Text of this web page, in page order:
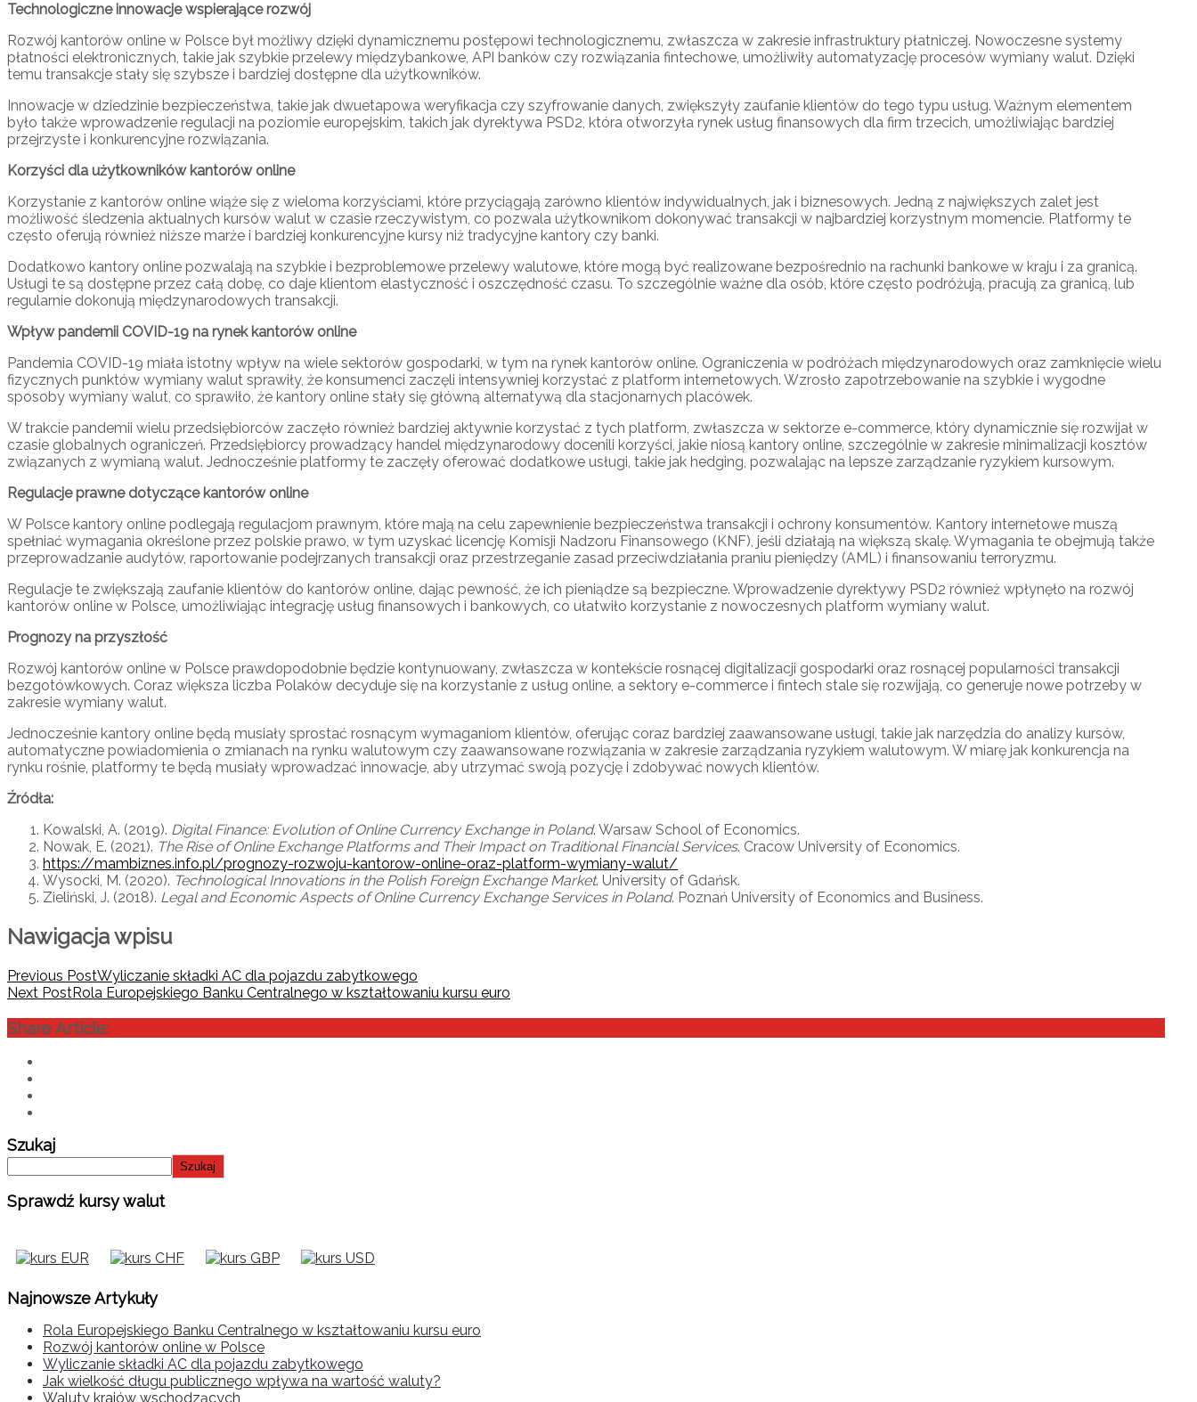
Technologiczne innowacje wspierające rozwój
Rozwój kantorów online w Polsce był możliwy dzięki dynamicznemu postępowi technologicznemu, zwłaszcza w zakresie infrastruktury płatniczej. Nowoczesne systemy
płatności elektronicznych, takie jak szybkie przelewy międzybankowe, API banków czy rozwiązania fintechowe, umożliwiły automatyzację procesów wymiany walut. Dzięki
temu transakcje stały się szybsze i bardziej dostępne dla użytkowników.
Innowacje w dziedzinie bezpieczeństwa, takie jak dwuetapowa weryfikacja czy szyfrowanie danych, zwiększyły zaufanie klientów do tego typu usług. Ważnym elementem
było także wprowadzenie regulacji na poziomie europejskim, takich jak dyrektywa PSD2, która otworzyła rynek usług finansowych dla firm trzecich, umożliwiając bardziej
przejrzyste i konkurencyjne rozwiązania.
Korzyści dla użytkowników kantorów online
Korzystanie z kantorów online wiąże się z wieloma korzyściami, które przyciągają zarówno klientów indywidualnych, jak i biznesowych. Jedną z największych zalet jest
możliwość śledzenia aktualnych kursów walut w czasie rzeczywistym, co pozwala użytkownikom dokonywać transakcji w najbardziej korzystnym momencie. Platformy te
często oferują również niższe marże i bardziej konkurencyjne kursy niż tradycyjne kantory czy banki.
Dodatkowo kantory online pozwalają na szybkie i bezproblemowe przelewy walutowe, które mogą być realizowane bezpośrednio na rachunki bankowe w kraju i za granicą.
Usługi te są dostępne przez całą dobę, co daje klientom elastyczność i oszczędność czasu. To szczególnie ważne dla osób, które często podróżują, pracują za granicą, lub
regularnie dokonują międzynarodowych transakcji.
Wpływ pandemii COVID-19 na rynek kantorów online
Pandemia COVID-19 miała istotny wpływ na wiele sektorów gospodarki, w tym na rynek kantorów online. Ograniczenia w podróżach międzynarodowych oraz zamknięcie wielu
fizycznych punktów wymiany walut sprawiły, że konsumenci zaczęli intensywniej korzystać z platform internetowych. Wzrosło zapotrzebowanie na szybkie i wygodne
sposoby wymiany walut, co sprawiło, że kantory online stały się główną alternatywą dla stacjonarnych placówek.
W trakcie pandemii wielu przedsiębiorców zaczęło również bardziej aktywnie korzystać z tych platform, zwłaszcza w sektorze e-commerce, który dynamicznie się rozwijał w
czasie globalnych ograniczeń. Przedsiębiorcy prowadzący handel międzynarodowy docenili korzyści, jakie niosą kantory online, szczególnie w zakresie minimalizacji kosztów
związanych z wymianą walut. Jednocześnie platformy te zaczęły oferować dodatkowe usługi, takie jak hedging, pozwalając na lepsze zarządzanie ryzykiem kursowym.
Regulacje prawne dotyczące kantorów online
W Polsce kantory online podlegają regulacjom prawnym, które mają na celu zapewnienie bezpieczeństwa transakcji i ochrony konsumentów. Kantory internetowe muszą
spełniać wymagania określone przez polskie prawo, w tym uzyskać licencję Komisji Nadzoru Finansowego (KNF), jeśli działają na większą skalę. Wymagania te obejmują także
przeprowadzanie audytów, raportowanie podejrzanych transakcji oraz przestrzeganie zasad przeciwdziałania praniu pieniędzy (AML) i finansowaniu terroryzmu.
Regulacje te zwiększają zaufanie klientów do kantorów online, dając pewność, że ich pieniądze są bezpieczne. Wprowadzenie dyrektywy PSD2 również wpłynęło na rozwój
kantorów online w Polsce, umożliwiając integrację usług finansowych i bankowych, co ułatwiło korzystanie z nowoczesnych platform wymiany walut.
Prognozy na przyszłość
Rozwój kantorów online w Polsce prawdopodobnie będzie kontynuowany, zwłaszcza w kontekście rosnącej digitalizacji gospodarki oraz rosnącej popularności transakcji
bezgotówkowych. Coraz większa liczba Polaków decyduje się na korzystanie z usług online, a sektory e-commerce i fintech stale się rozwijają, co generuje nowe potrzeby w
zakresie wymiany walut.
Jednocześnie kantory online będą musiały sprostać rosnącym wymaganiom klientów, oferując coraz bardziej zaawansowane usługi, takie jak narzędzia do analizy kursów,
automatyczne powiadomienia o zmianach na rynku walutowym czy zaawansowane rozwiązania w zakresie zarządzania ryzykiem walutowym. W miarę jak konkurencja na
rynku rośnie, platformy te będą musiały wprowadzać innowacje, aby utrzymać swoją pozycję i zdobywać nowych klientów.
Źródła:
Kowalski, A. (2019). Digital Finance: Evolution of Online Currency Exchange in Poland. Warsaw School of Economics.
Nowak, E. (2021). The Rise of Online Exchange Platforms and Their Impact on Traditional Financial Services. Cracow University of Economics.
https://mambiznes.info.pl/prognozy-rozwoju-kantorow-online-oraz-platform-wymiany-walut/
Wysocki, M. (2020). Technological Innovations in the Polish Foreign Exchange Market. University of Gdańsk.
Zieliński, J. (2018). Legal and Economic Aspects of Online Currency Exchange Services in Poland. Poznań University of Economics and Business.
Nawigacja wpisu
Previous PostWyliczanie składki AC dla pojazdu zabytkowego
Next PostRola Europejskiego Banku Centralnego w kształtowaniu kursu euro
Share Article:
Szukaj
Szukaj
Sprawdź kursy walut
Najnowsze Artykuły
Rola Europejskiego Banku Centralnego w kształtowaniu kursu euro
Rozwój kantorów online w Polsce
Wyliczanie składki AC dla pojazdu zabytkowego
Jak wielkość długu publicznego wpływa na wartość waluty?
Waluty krajów wschodzących